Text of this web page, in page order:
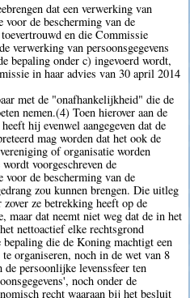
dat een verwerking van
voor de bescherming van de
en die Commissie
verwerking van persoonsgegevens
bepaling onder c) ingevoerd wordt,
in haar advies van 30 april 2014
met de "onafhankelijkheid" die de
nemen.(4) Toen hierover aan de
hij evenwel aangegeven dat de
mag worden dat het ook de
of organisatie worden
voorgeschreven de
de bescherming van de
zou kunnen brengen. Die uitleg
ze betrekking heeft op de
maar dat neemt niet weg dat de in het
nettoactief elke rechtsgrond
die de Koning machtigt een
organiseren, noch in de wet van 8
persoonlijke levenssfeer ten
noch onder de
recht waaraan bij het besluit